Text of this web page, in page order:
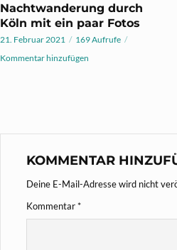
Nachtwanderung durch
Köln mit ein paar Fotos
21. Februar 2021
169 Aufrufe
Kommentar hinzufügen
KOMMENTAR
Deine E-Mail-Adresse wird nicht
Kommentar*